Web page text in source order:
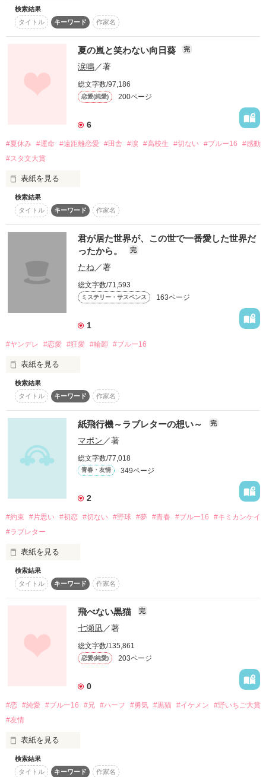
玲菜と朝陽の恋の行方は？？
～2014.08.04start～
～2014.09.22fin～
〇●感想お礼●〇
♡**aoi**さま
♡★もりのこ★さま
♡リリラさま
♡仁★さま
♡水城春愛さま
♡紫陽花パンダさま
♡那々歌　慈雨さま
♡スイートベアさま
♡うさぎのけろっぴさま
♡*唯華*さま
♡希空ヽ(*・∪・*)　さま
♡とき。　さま
☆★レビューお礼★☆
♡リリラさま
♡Wakana✾さま
♡七瀬明希さま
☆第９回日本ケータイ小説大賞応募作品です☆
2014.10.17～1次審査通過♡(≧▽≦)
2014.10.29～読者投票クラス分けＡクラス入り
2014.11.13～2次審査通過(￣□￣;)!!
最終審査へ進めることになりました。
残念ながら、賞は受賞することが出来ませんでしたが、
応援してくださった皆様、本当に有難うございました。
これからも別の作品を頑張って執筆していきますので、応援ヨ
レビューや感想ノートで、他の作品でも見たお名前を拝見する
『あぁ～私の作品をいくつも読んでくれているんだなぁ』
とウルウル感動してしまいます♡
皆様に支えられ執筆することが出来ています♡本当にアリガト
ウ♡
ならば、仲間、友達なんて要らない。
最初から、作らなければいい。
私は、人間が嫌いだ。
もう、仲間なんて作らないと思っていた。なのに、あいつらに
あいつらのおかげて私は変われたと思う。
だから、今だけは隣にいさせて下さい。
時期が来たら、いなくなるから。
ーーーお願いします。
ーーーーーー………
Start→2013.5.10
End→ 2013.5.17
始めての作品です。
※1.誤字・脱字があると思います、
※2.感想ノート・レビュー書いて貰えると
嬉しいです(*´艸｀)
なんと、なんと‼
番外編付け加えましたので暇つぶしにでも良いので見て行って
下さい○´∀`)ゞ
皆さありがとうございます(*´∀`)ゞ
ツライ
神崎亜矢乃(ｶﾝｻﾞｷｱﾔﾉ)
×
あることが理由で
イジメられてきた亜矢乃。
生きてる意味も分からなかった。
そんな亜矢乃が衣月と出逢う。
「俺は、亜矢乃の全てを愛してる」
「衣月くん…」
公開☆2013年7月20日
完結☆2013年9月17日
☆感想ありがとうございます☆
玲園様・夢想 夜子様
あぁーか様・かほちぃ様
瀬奈みらく様・ふゆはる様
莉奈chan様・玲奈(れ・ω・な)様
6TRAIN様
ありがとうございます☆
桜庭みゆき様・SERA様
アポロ餅様
☆皆様のお陰でベリカ総合51位
野いちご総合33位、恋愛32位に
ランクインできました^ ^
＊2013.10.16 100PV
＊2015.3.20 高2の春 完結
＊2015.4.22 読者様500名
検索結果
タイトル
キーワード 作家名
夏の嵐と笑わない向日葵 完
涙鳴／著
総文字数/97,186
恋愛(純愛) 200ページ
6
#夏休み #運命 #遠距離恋愛 #田舎 #涙 #高校生 #切ない #ブルー16
#感動
#スタ文大賞
表紙を見る
中学1年生の時両親が他界し、田舎の祖母の家に預けられた加
島　向日葵（かしま　ひまわり）
しかし、その祖母もすぐに病気で他界してしまう
それから、高校3年の夏までずっと一人で生きてきた向日葵は
久我　嵐（くが　あらし）という東京からきた同い年の男の子
と夏休みの間だけ同居する事になった
『……馬鹿？』
馬鹿で子供みたいな嵐に、いつの間にか笑顔にされていたあた
し
ずっと一人で生きてきたあたしが、また笑う事ができたのは、
あなたのおかげでした
『必ず、必ず迎えに来る。それまで待ってろ』
切ない夏の恋に、あたしは泣いた。
その言葉を信じて、あたしは夏が来るのを待つよ
作品を読む
検索結果
タイトル
キーワード 作家名
君が居た世界が、この世で一番愛した世界だ
ったから。
完
たね ／著
総文字数/71,593
ミステリー・サスペンス 163ページ
1
#ヤンデレ #恋愛 #狂愛 #輪廻 #ブルー16
表紙を見る
「何度転生しても、君に逢いに行くよ。」
終わらない恋。例えばそれが綺麗な形じゃなかったとしても、
この恋は輪廻を繰り返す。
君が居た世界が、この世で一番愛した世界だったから…。
覧をお控えいただきますよう、宜しくお願い致します。
また、暴力的、殺人的表現を含みますが、決してその様な行為
しくお願い致します。
作品を読む
検索結果
タイトル
キーワード 作家名
紙飛行機～ラブレターの想い～ 完
マポン ／著
総文字数/77,018
青春・友情 349ページ
2
#約束 #片思い #初恋 #切ない #野球 #夢 #青春 #ブルー16
#キミカンケイ
#ラブレター
表紙を見る
それは、ある日舞い込んできた
紙飛行機の形をしたラブレター
私の机に飛んできた
片思いの結晶
検索結果
タイトル
キーワード 作家名
飛べない黒猫 完
七瀬凪／著
総文字数/135,861
恋愛(純愛) 203ページ
0
#恋 #純愛 #ブルー16 #兄 #ハーフ #勇気 #黒猫 #イケメン
#野いちご大賞
#友情
表紙を見る
錆色の赤い髪。
暗く深い緑の瞳。
検索結果
タイトル
キーワード 作家名